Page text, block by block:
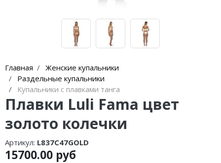
Главная
Женские купальники
Раздельные купальники
Купальники с плавками танга
Плавки Luli Fama цвет
золото колечки
Артикул: L837C47GOLD
15700.00 руб